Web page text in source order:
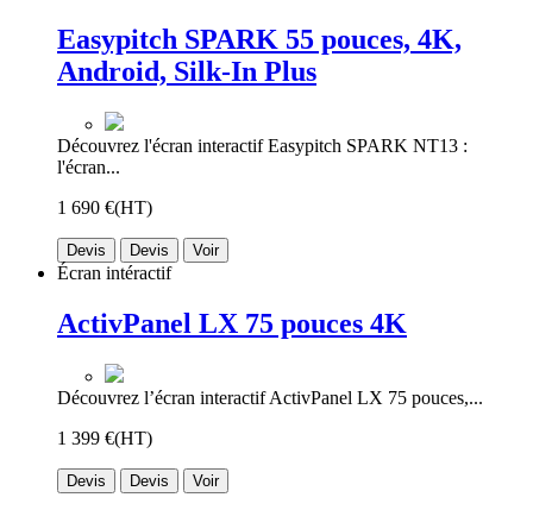
Easypitch SPARK 55 pouces, 4K,
Android, Silk-In Plus
Découvrez l'écran interactif Easypitch SPARK NT13 :
l'écran...
1 690 €(HT)
Devis Devis Voir
Écran intéractif
ActivPanel LX 75 pouces 4K
Découvrez l’écran interactif ActivPanel LX 75 pouces,...
1 399 €(HT)
Devis Devis Voir